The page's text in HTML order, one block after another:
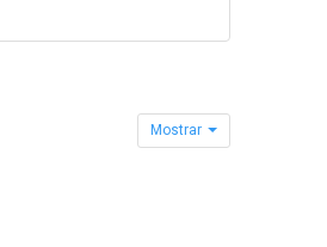
Mostrar